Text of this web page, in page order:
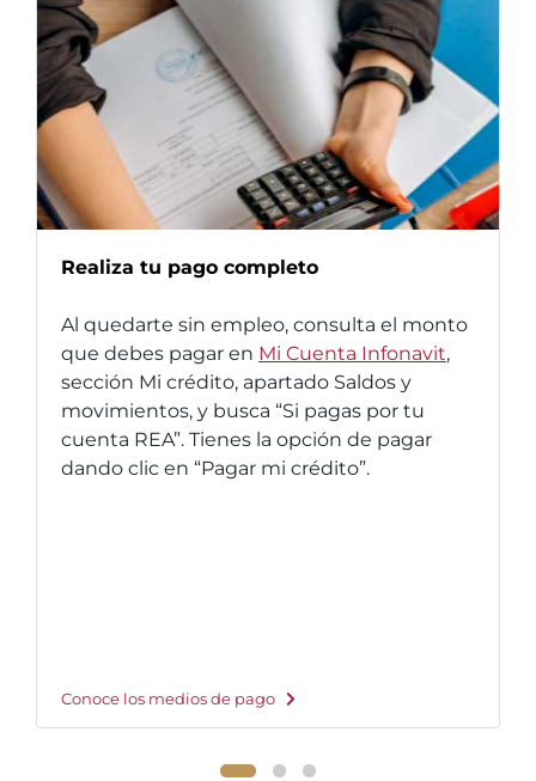
Realiza tu pago completo
Al quedarte sin empleo, consulta el monto
que debes pagar en Mi Cuenta Infonavit,
sección Mi crédito, apartado Saldos y
movimientos, y busca “Si pagas por tu
cuenta REA”. Tienes la opción de pagar
dando clic en “Pagar mi crédito”.
Conoce los medios de pago